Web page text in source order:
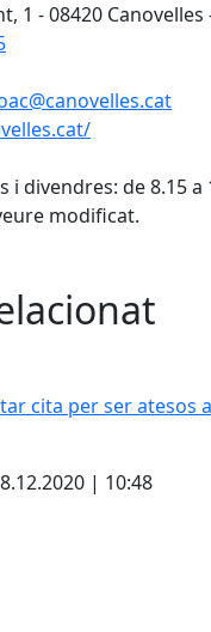
1 - 08420
i divendres: de 8.15
modificat.
cita per ser atesos
| 10:48